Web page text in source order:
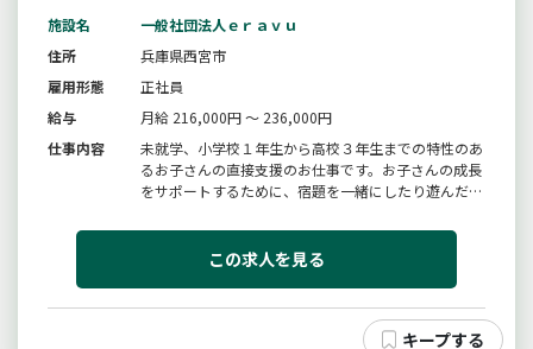
施設名
一般社団法人ｅｒａｖｕ
住所
兵庫県西宮市
雇用形態
正社員
給与
月給 216,000円 ～ 236,000円
仕事内容
未就学、小学校１年生から高校３年生までの特性のあ
るお子さんの直接支援のお仕事です。お子さんの成長
をサポートするために、宿題を一緒にしたり遊んだり
せた療育のプログラムを作成し、それをもとに療育を
行っています。また保護者の相談に応じ、お子さんが
この求人を見る